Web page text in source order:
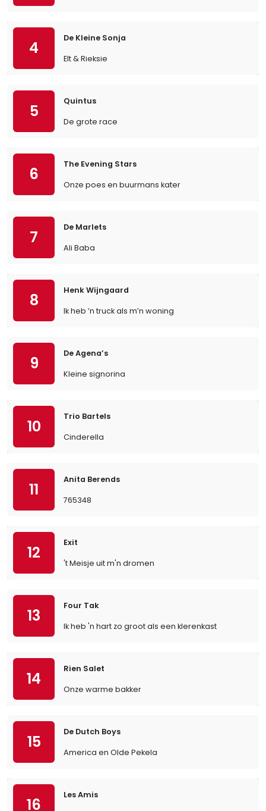
4
De Kleine Sonja
Elt & Rieksie
5
Quintus
De grote race
6
The Evening Stars
Onze poes en buurmans kater
7
De Marlets
Ali Baba
8
Henk Wijngaard
Ik heb ’n truck als m’n woning
9
De Agena’s
Kleine signorina
10
Trio Bartels
Cinderella
11
Anita Berends
765348
12
Exit
't Meisje uit m'n dromen
13
Four Tak
Ik heb 'n hart zo groot als een klerenkast
14
Rien Salet
Onze warme bakker
15
De Dutch Boys
America en Olde Pekela
16
Les Amis